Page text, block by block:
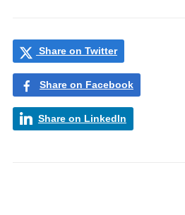
Share on Twitter
Share on Facebook
Share on LinkedIn